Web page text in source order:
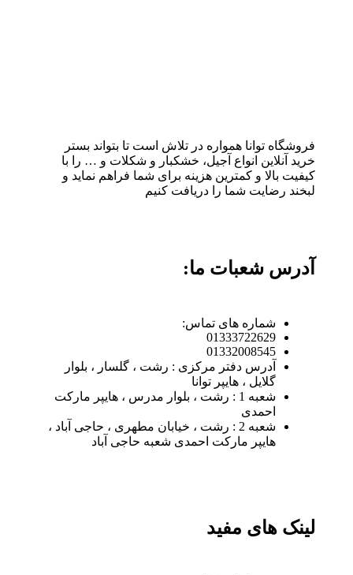
فروشگاه توانا همواره در تلاش است تا بتواند بستر
خرید آنلاین انواع آجیل، خشکبار و شکلات و … را با
کیفیت بالا و کمترین هزینه برای شما فراهم نماید و
لبخند رضایت شما را دریافت کنیم
آدرس شعبات ما:
شماره های تماس:
01333722629
01332008545
آدرس دفتر مرکزی : رشت ، گلسار ، بلوار
گلایل ، هایپر توانا
شعبه 1 : رشت ، بلوار مدرس ، هایپر مارکت
احمدی
شعبه 2 : رشت ، خیابان مطهری ، حاجی آباد ،
هایپر مارکت احمدی شعبه حاجی آباد
لینک های مفید